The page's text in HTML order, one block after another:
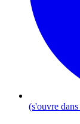
(s'ouvre